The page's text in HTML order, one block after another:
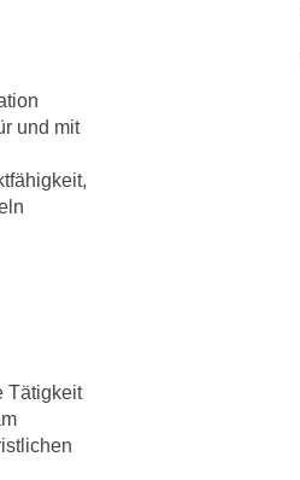
und mit
Tätigkeit